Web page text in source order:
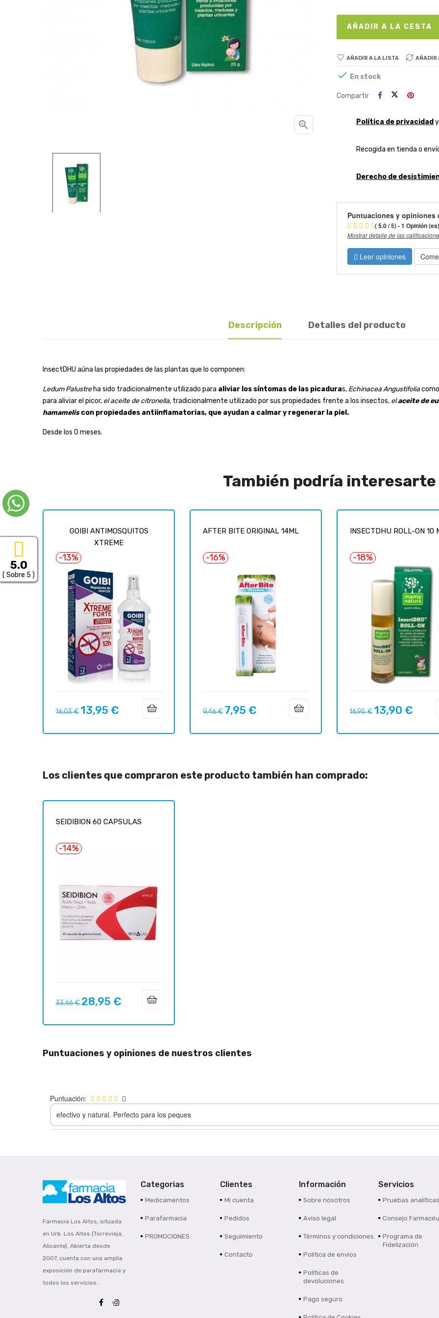

AÑADIR A LA CESTA
AÑADIR A LA LISTA AÑADIR
 En stock
Compartir
Política de privacidad
Recogida en tienda o
Derecho de
Puntuaciones y opiniones
( 5.0 / 5) - 1 Opinión (es)
Mostrar detalle de las
Leer opiniones
Descripción Detalles del producto
InsectDHU aúna las propiedades de las plantas que lo componen:
Ledum Palustreha sido tradicionalmente utilizado para aliviar los síntomas de las picaduras, Echinacea Angustifolia
para aliviar el picor, el aceite de citronella, tradicionalmente utilizado por sus propiedades frente a los insectos, elaceite de
hamameliscon propiedades antiinflamatorias, que ayudan a calmar y regenerar la piel.
Desde los 0 meses.
También podría interesarte
GOIBI ANTIMOSQUITOS
XTREME
-13%
Precio
16,03 € Precio
13,95 €
AFTER BITE ORIGINAL 14ML
-16%
Precio
9,46 € Precio
7,95 €
INSECTDHU ROLL-ON 10
-18%
Precio
16,95 € Precio
13,90 €
Los clientes que compraron este producto también han comprado:
SEIDIBION 60 CAPSULAS
-14%
Precio
33,66 € Precio
28,95 €
Puntuaciones y opiniones de nuestros clientes
Puntuación:
efectivo y natural. Perfecto para los peques
Farmacia Los Altos, situada
en Urb. Los Altos (Torrevieja,
Alicante). Abierta desde
2007, cuenta con una amplia
exposición de parafarmacia y
todos los servicios..
Categorias
Medicamentos
Parafarmacia
PROMOCIONES
Clientes
Mi cuenta
Pedidos
Seguimiento
Contacto
Información
Sobre nosotros
Aviso legal
Términos y condiciones
Política de envíos
Políticas de
devoluciones
Pago seguro
Servicios
Pruebas
Consejo
Programa de
Fidelización
5.0
( Sobre 5 )